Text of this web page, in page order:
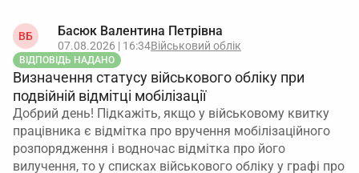
ВБ Басюк Валентина Петрівна
07.08.2026 | 16:34Військовий облік
ВІДПОВІДЬ НАДАНО
Визначення статусу військового обліку при
подвійній відмітці мобілізації
Добрий день! Підкажіть, якщо у військовому квитку
працівника є відмітка про вручення мобілізаційного
розпорядження і водночас відмітка про його
вилучення, то у списках військового обліку у графі про